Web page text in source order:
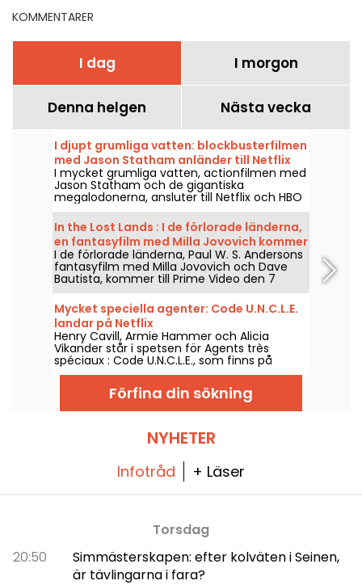
KOMMENTARER
I dag I morgon
Denna helgen Nästa vecka
I djupt grumliga vatten: blockbusterfilmen
med Jason Statham anländer till Netflix
och HBO Max
I mycket grumliga vatten, actionfilmen med
Jason Statham och de gigantiska
megalodonerna, ansluter till Netflix och HBO
Max den 2 augusti 2026.
In the Lost Lands : I de förlorade länderna,
en fantasyfilm med Milla Jovovich kommer
till Prime Video
I de förlorade länderna, Paul W. S. Andersons
fantasyfilm med Milla Jovovich och Dave
Bautista, kommer till Prime Video den 7
augusti 2026.
Mycket speciella agenter: Code U.N.C.L.E.
landar på Netflix
Henry Cavill, Armie Hammer och Alicia
Vikander står i spetsen för Agents très
spéciaux : Code U.N.C.L.E., som finns på
Netflix från och med den 6 augusti 2026.
Förfina din sökning
NYHETER
Infotråd + Läser
Torsdag
20:50
Simmästerskapen: efter kolväten i Seinen,
är tävlingarna i fara?